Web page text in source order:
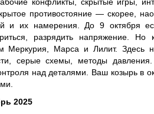
противостояние — скорее,
и их намерения. До 9 октября
разрядить напряжение.
Меркурия, Марса и Лилит. Здесь
серые схемы, методы
над деталями. Ваш козырь в
2025